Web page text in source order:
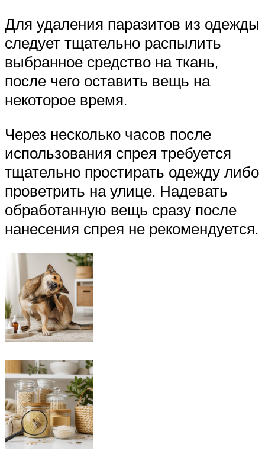
Для удаления паразитов из одежды
следует тщательно распылить
выбранное средство на ткань,
после чего оставить вещь на
некоторое время.
Через несколько часов после
использования спрея требуется
тщательно простирать одежду либо
проветрить на улице. Надевать
обработанную вещь сразу после
нанесения спрея не рекомендуется.